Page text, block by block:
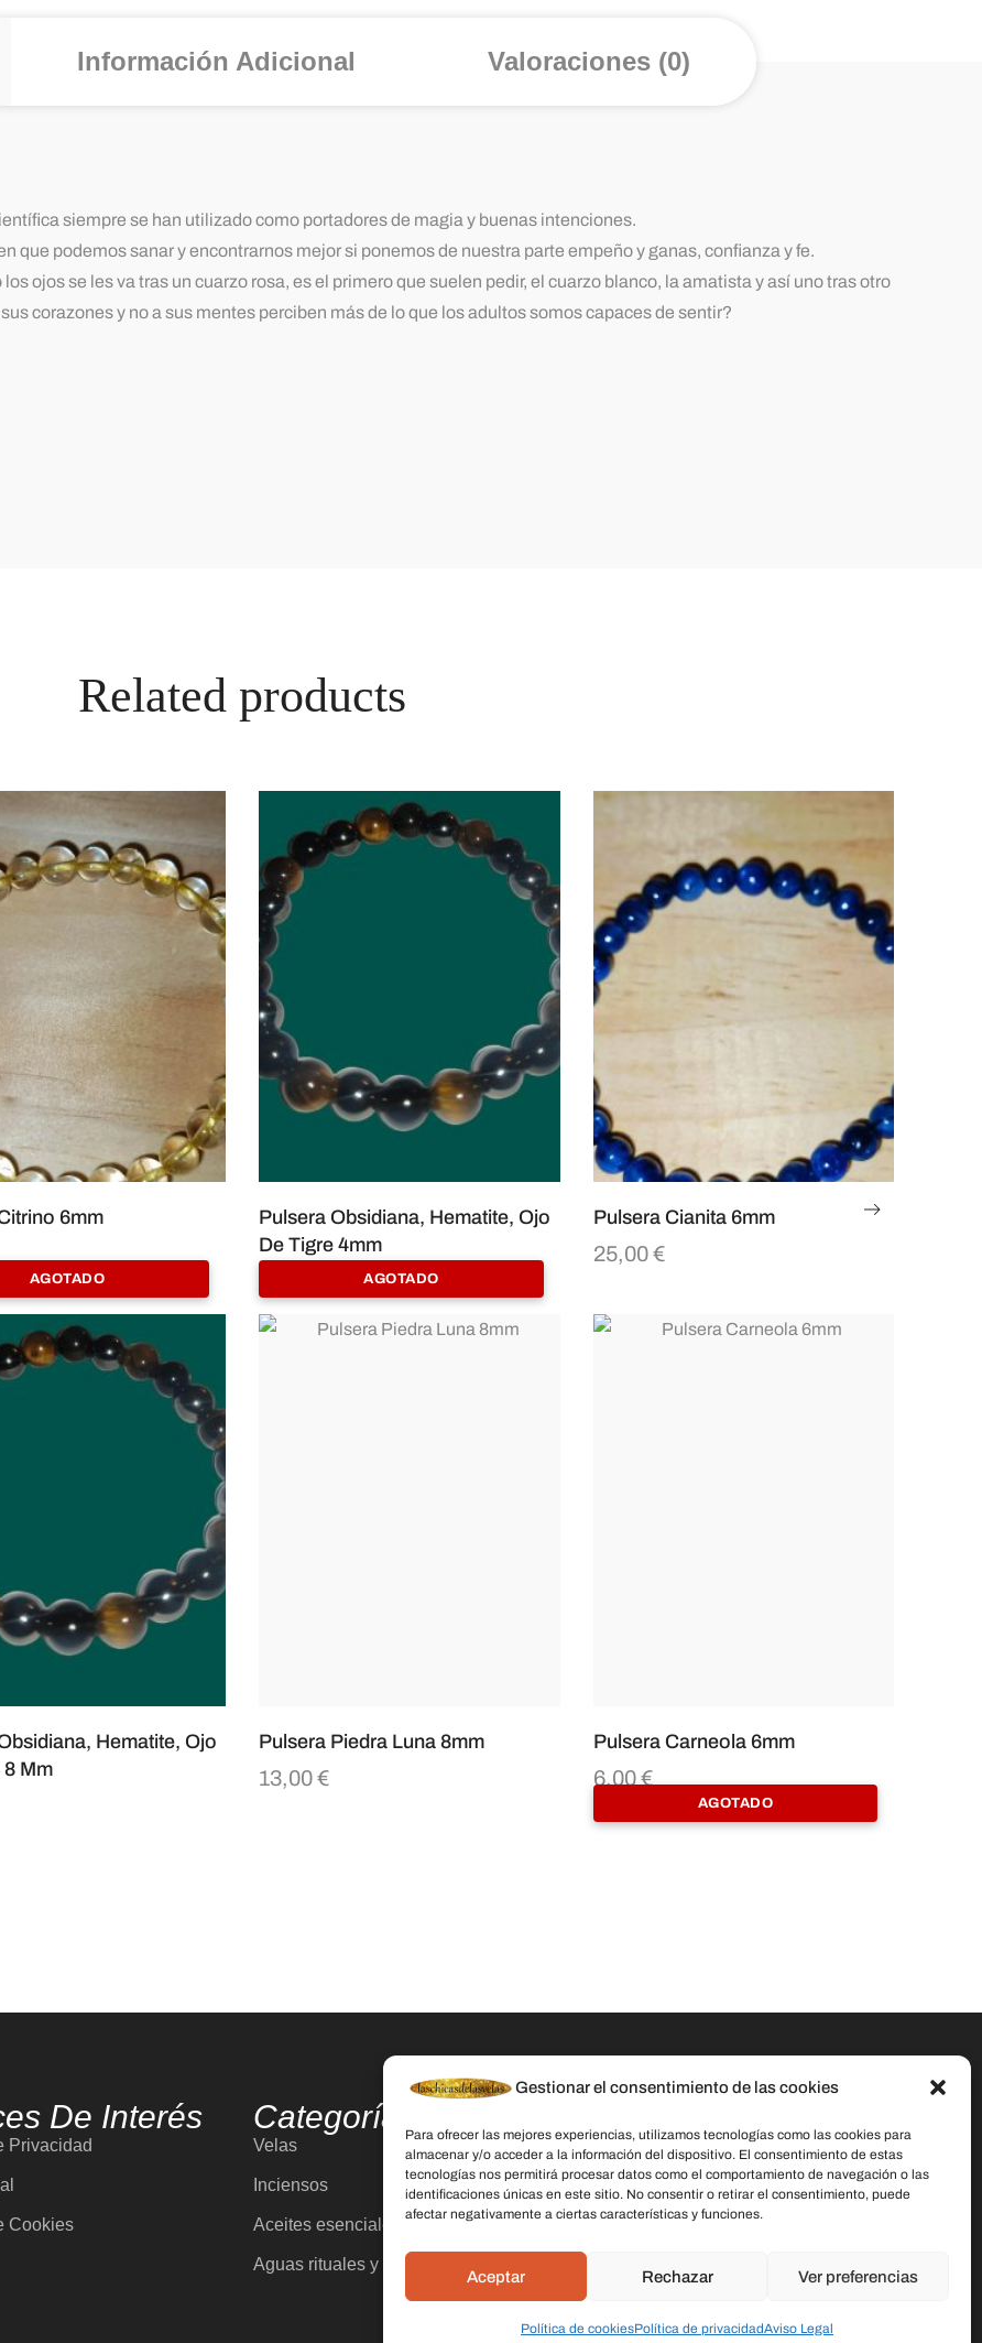
Gestionar el consentimiento de las cookies
Para ofrecer las mejores experiencias, utilizamos tecnologías como las cookies para
almacenar y/o acceder a la información del dispositivo. El consentimiento de estas
tecnologías nos permitirá procesar datos como el comportamiento de navegación o las
identificaciones únicas en este sitio. No consentir o retirar el consentimiento, puede
afectar negativamente a ciertas características y funciones.
Aceptar Rechazar Ver preferencias
Política de cookiesPolítica de privacidadAviso Legal
Información Adicional Valoraciones (0)
siempre se han utilizado como portadores de magia y buenas intenciones.
que podemos sanar y encontrarnos mejor si ponemos de nuestra parte empeño y ganas, confianza y fe.
ojos se les va tras un cuarzo rosa, es el primero que suelen pedir, el cuarzo blanco, la amatista y así uno tras otro
corazones y no a sus mentes perciben más de lo que los adultos somos capaces de sentir?
Related products
AGOTADO
6mm
AGOTADO
Pulsera Obsidiana, Hematite, Ojo
De Tigre 4mm
Pulsera Cianita 6mm
25,00€
Hematite, Ojo
8 Mm
Pulsera Piedra Luna 8mm
13,00€
AGOTADO
Pulsera Carneola 6mm
6,00€
De Interés
Privacidad
Cookies
Categorías
Velas
Inciensos
Aceites esenciales
Aguas rituales y colonias
Dirección:C/ Stella Maris, 20 50015
Zaragoza
Teléfono:691 079 414
laschicasdelasvelas2@hotmail.com